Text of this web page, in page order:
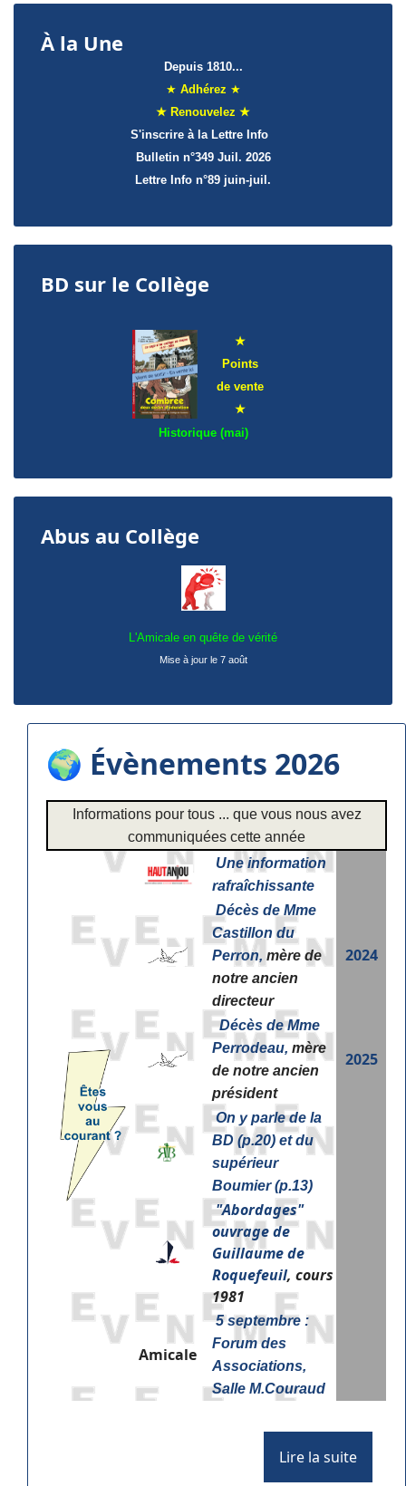
À la Une
Depuis 1810...
★ Adhérez ★
★ Renouvelez ★
S'inscrire à la Lettre Info
Bulletin n°349 Juil. 2026
Lettre Info n°89 juin-juil.
BD sur le Collège
★
Points
de vente
★
Historique (mai)
Abus au Collège
L'Amicale en quête de vérité
Mise à jour le 7 août
🌍 Évènements 2026
Informations pour tous ... que vous nous avez
communiquées cette année
Une information
rafraîchissante
Décès de Mme
Castillon du
Perron, mère de
notre ancien
directeur
2024
Décès de Mme
Perrodeau, mère
de notre ancien
président
2025
On y parle de la
BD (p.20) et du
supérieur
Boumier (p.13)
"Abordages"
ouvrage de
Guillaume de
Roquefeuil, cours
1981
Amicale
5 septembre :
Forum des
Associations,
Salle M.Couraud
Lire la suite